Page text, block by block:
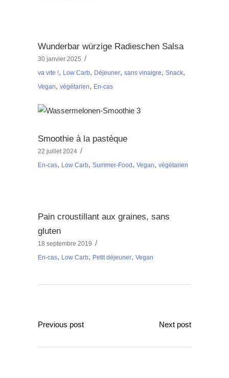
Wunderbar würzige Radieschen Salsa
30 janvier 2025
va vite !, Low Carb, Déjeuner, sans vinaigre, Snack,
Vegan, végétarien, En-cas
Smoothie à la pastèque
22 juillet 2024
En-cas, Low Carb, Summer-Food , Vegan, végétarien
Pain croustillant aux graines, sans
gluten
18 septembre 2019
En-cas, Low Carb, Petit déjeuner, Vegan
Previous post Next post